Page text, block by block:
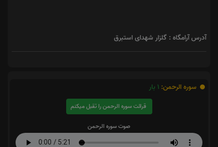
آدرس آرامگاه : گلزار شهدای استبرق
سوره الرحمن: 1 بار
قرائت سوره الرحمن را تقبل میکنم
صوت سوره الرحمن